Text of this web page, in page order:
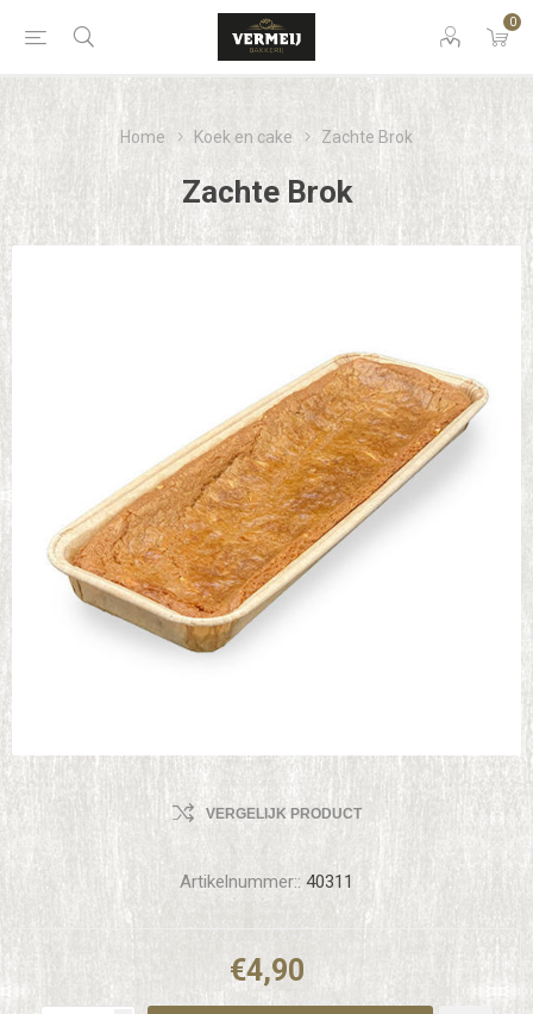
0
Home Koek en cake Zachte Brok
Zachte Brok
VERGELIJK PRODUCT
Artikelnummer:: 40311
€4,90